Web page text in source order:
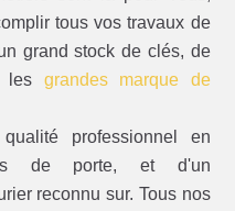
tous vos travaux de
grand stock de clés, de
les grandes marque de
professionnel en
de porte, et d'un
reconnu sur. Tous nos